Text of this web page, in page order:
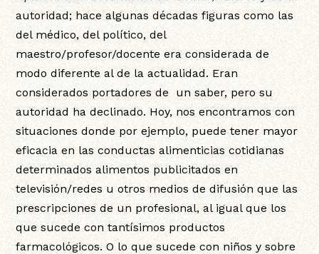
autoridad; hace algunas décadas figuras como las
del médico, del político, del
maestro/profesor/docente era considerada de
modo diferente al de la actualidad. Eran
considerados portadores de un saber, pero su
autoridad ha declinado. Hoy, nos encontramos con
situaciones donde por ejemplo, puede tener mayor
eficacia en las conductas alimenticias cotidianas
determinados alimentos publicitados en
televisión/redes u otros medios de difusión que las
prescripciones de un profesional, al igual que los
que sucede con tantísimos productos
farmacológicos. O lo que sucede con niños y sobre